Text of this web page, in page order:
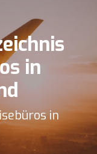
in
in